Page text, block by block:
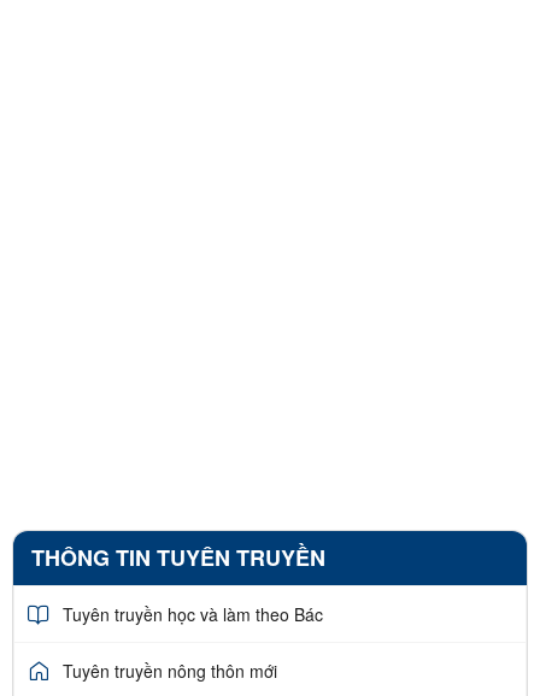
THÔNG TIN TUYÊN TRUYỀN
Tuyên truyền học và làm theo Bác
Tuyên truyền nông thôn mới